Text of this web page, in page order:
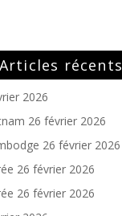
Articles récents
2026
26 février 2026
26 février 2026
26 février 2026
26 février 2026